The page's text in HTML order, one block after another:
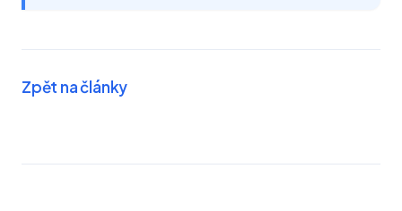
Zpět na články